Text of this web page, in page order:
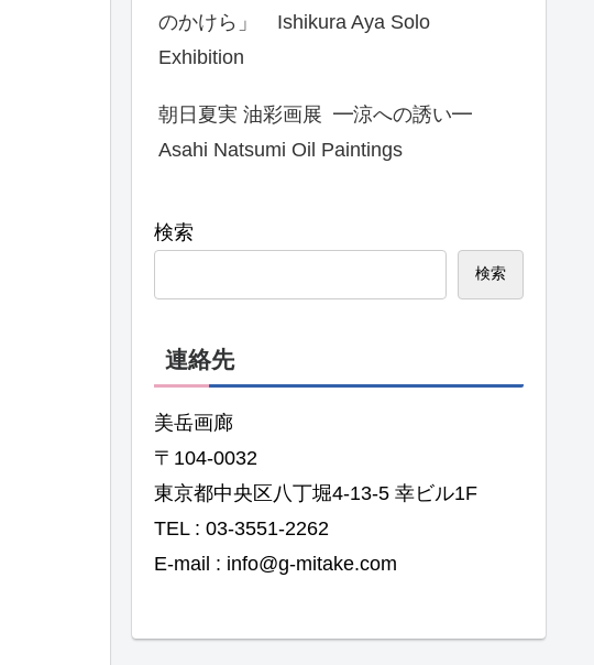
のかけら」 Ishikura Aya Solo
Exhibition
朝日夏実 油彩画展 ━涼への誘い━
Asahi Natsumi Oil Paintings
検索
検索
連絡先
美岳画廊
〒104-0032
東京都中央区八丁堀4-13-5 幸ビル1F
TEL : 03-3551-2262
E-mail : info@g-mitake.com